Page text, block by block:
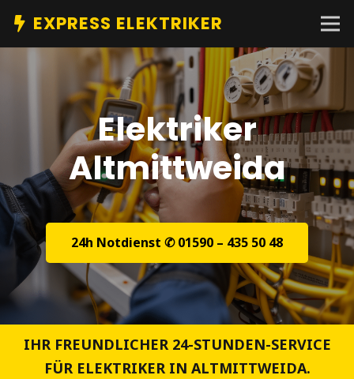
EXPRESS ELEKTRIKER
Elektriker
Altmittweida
24h Notdienst ✆ 01590 – 435 50 48
IHR FREUNDLICHER 24-STUNDEN-SERVICE
FÜR ELEKTRIKER IN ALTMITTWEIDA.